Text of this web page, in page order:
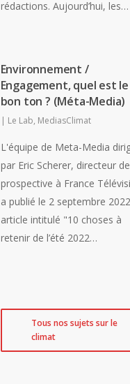
rédactions. Aujourd’hui, les…
Environnement /
Engagement, quel est le
bon ton ? (Méta-Media)
| Le Lab, MediasClimat
L'équipe de Meta-Media
par Eric Scherer, directeur
prospective à France
a publié le 2 septembre
article intitulé "10 choses à
retenir de l’été 2022…
Tous nos sujets sur le
climat